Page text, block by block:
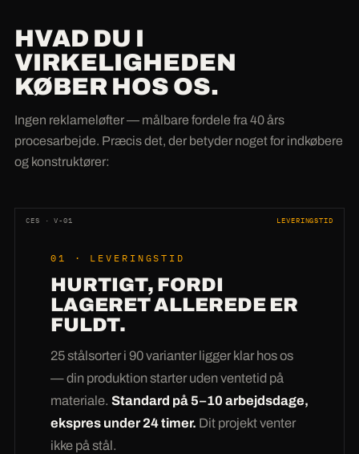
HVAD DU I
VIRKELIGHEDEN
KØBER HOS OS.
Ingen reklameløfter — målbare fordele fra 40 års
procesarbejde. Præcis det, der betyder noget for indkøbere
og konstruktører:
CES · V-01 LEVERINGSTID
01 · LEVERINGSTID
HURTIGT, FORDI
LAGERET ALLEREDE ER
FULDT.
25 stålsorter i 90 varianter ligger klar hos os
— din produktion starter uden ventetid på
materiale. Standard på 5–10 arbejdsdage,
ekspres under 24 timer. Dit projekt venter
ikke på stål.